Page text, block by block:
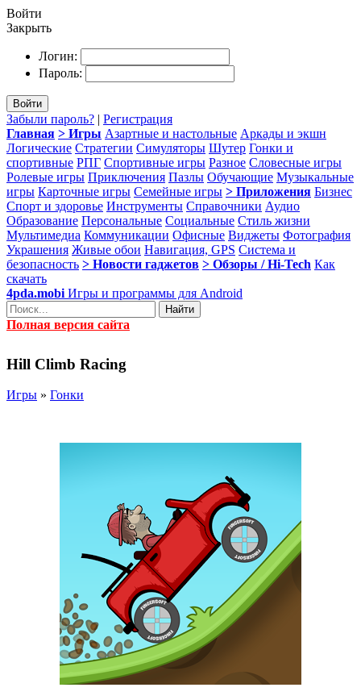
Войти
Закрыть
Логин:
Пароль:
Войти
Забыли пароль? | Регистрация
Главная > Игры Азартные и настольные Аркады и экшн
Логические Стратегии Симуляторы Шутер Гонки и
спортивные РПГ Спортивные игры Разное Словесные игры
Ролевые игры Приключения Пазлы Обучающие Музыкальные
игры Карточные игры Семейные игры > Приложения Бизнес
Спорт и здоровье Инструменты Справочники Аудио
Образование Персональные Социальные Стиль жизни
Мультимедиа Коммуникации Офисные Виджеты Фотография
Украшения Живые обои Навигация, GPS Система и
безопасность > Новости гаджетов > Обзоры / Hi-Tech Как
скачать
4pda.mobi Игры и программы для Android
Найти
Полная версия сайта
Hill Climb Racing
Игры » Гонки